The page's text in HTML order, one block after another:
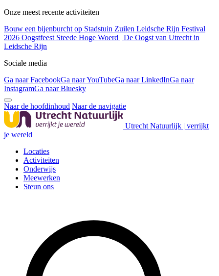
Onze meest recente activiteiten
Bouw een bijenburcht op Stadstuin Zuilen Leidsche Rijn Festival
2026 Oogstfeest Steede Hoge Woerd | De Oogst van Utrecht in
Leidsche Rijn
Sociale media
Ga naar FacebookGa naar YouTubeGa naar LinkedInGa naar
InstagramGa naar Bluesky
Naar de hoofdinhoud Naar de navigatie
Utrecht Natuurlijk | verrijkt
je wereld
Locaties
Activiteiten
Onderwijs
Meewerken
Steun ons